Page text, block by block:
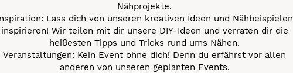
Nähprojekte.
Lass dich von unseren kreativen Ideen und Nähbeispielen
inspirieren! Wir teilen mit dir unsere DIY-Ideen und verraten dir die
heißesten Tipps und Tricks rund ums Nähen.
Veranstaltungen: Kein Event ohne dich! Denn du erfährst vor allen
anderen von unseren geplanten Events.